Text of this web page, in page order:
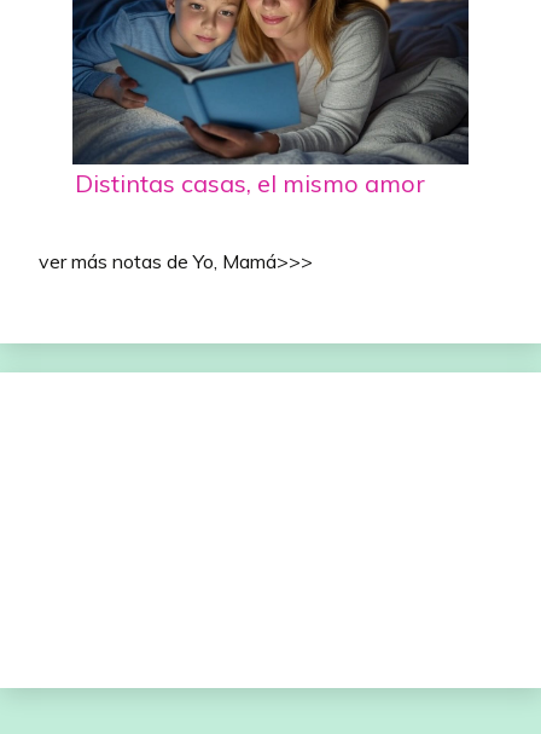
Distintas casas, el mismo amor
ver más notas de Yo, Mamá>>>